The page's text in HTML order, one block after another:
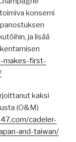
konserni
ja lisää
makes-first-
kaksi
(O&M)
cadeler-
and-taiwan/